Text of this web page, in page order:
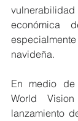
económica
navideña.
En medio de
World
lanzamiento